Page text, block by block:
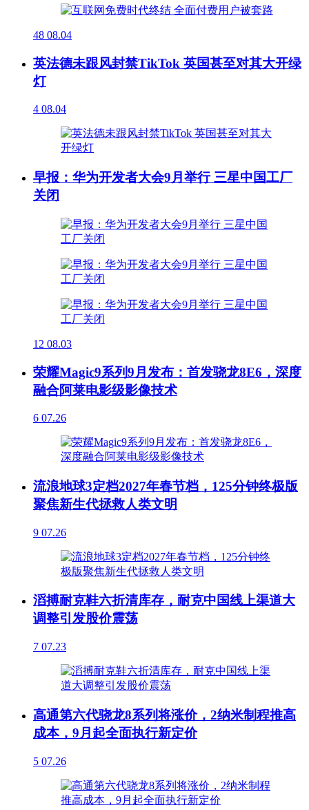
48 08.04
英法德未跟风封禁TikTok 英国甚至对其大开绿
灯
4 08.04
早报：华为开发者大会9月举行 三星中国工厂
关闭
12 08.03
荣耀Magic9系列9月发布：首发骁龙8E6，深度
融合阿莱电影级影像技术
6 07.26
流浪地球3定档2027年春节档，125分钟终极版
聚焦新生代拯救人类文明
9 07.26
滔搏耐克鞋六折清库存，耐克中国线上渠道大
调整引发股价震荡
7 07.23
高通第六代骁龙8系列将涨价，2纳米制程推高
成本，9月起全面执行新定价
5 07.26